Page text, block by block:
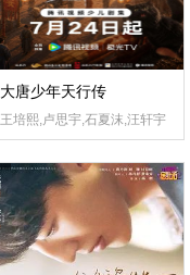
文,释小龙,应灏铭,季肖冰,胡
大唐少年天行传
王培熙,卢思宇,石夏沫,汪轩宇